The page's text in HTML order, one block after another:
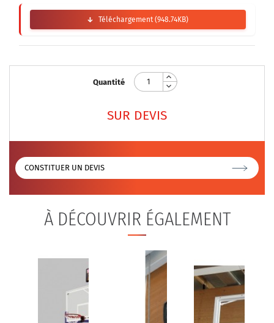
Téléchargement (948.74KB)
Quantité
SUR DEVIS
CONSTITUER UN DEVIS
À DÉCOUVRIR ÉGALEMENT